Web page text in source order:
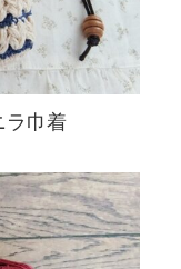
ラ巾着